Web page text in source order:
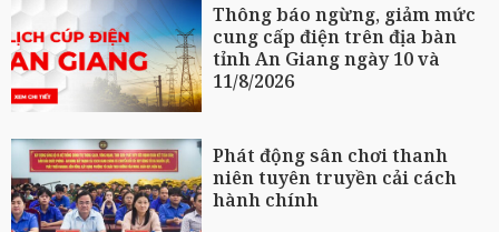
Thông báo ngừng, giảm mức
cung cấp điện trên địa bàn
tỉnh An Giang ngày 10 và
11/8/2026
Phát động sân chơi thanh
niên tuyên truyền cải cách
hành chính